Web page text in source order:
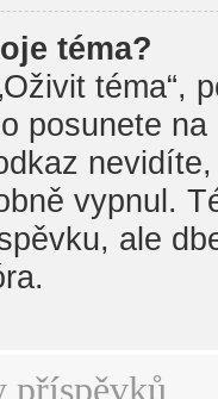
téma?
téma“,
posunete
vypnul.
ale
příspěvků